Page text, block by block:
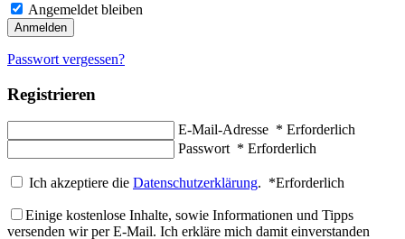
Angemeldet bleiben
Anmelden
Passwort vergessen?
Registrieren
E-Mail-Adresse * Erforderlich
Passwort * Erforderlich
Ich akzeptiere die Datenschutzerklärung. *Erforderlich
Einige kostenlose Inhalte, sowie Informationen und Tipps
versenden wir per E-Mail. Ich erkläre mich damit einverstanden